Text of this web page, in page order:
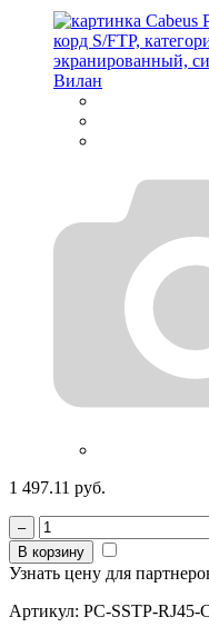
1 497.11 руб.
–
В корзину
Узнать цену для
Артикул: PC-SSTP-RJ45-